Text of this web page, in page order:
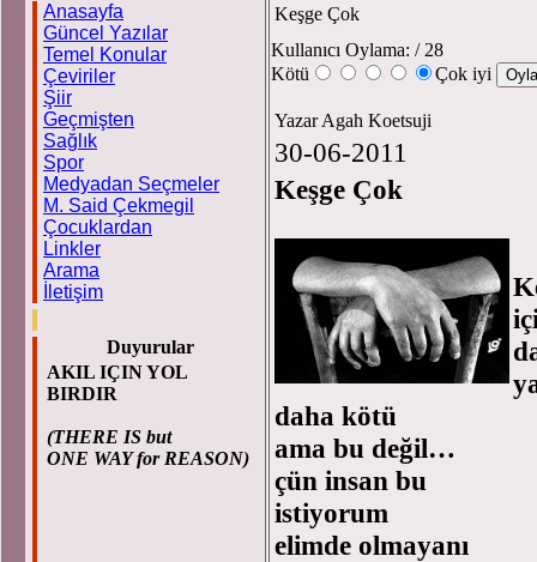
Anasayfa
Güncel Yazılar
Temel Konular
Çeviriler
Şiir
Geçmişten
Sağlık
Spor
Medyadan Seçmeler
M. Said Çekmegil
Çocuklardan
Linkler
Arama
İletişim
Duyurular
AKIL IÇIN YOL
BIRDIR
(THERE IS but
ONE WAY for REASON)
Keşge Çok
Kullanıcı Oylama: / 28
Kötü
Çok iyi
Yazar Agah Koetsuji
30-06-2011
Keşge Çok
daha kötü
ama bu değil…
çün insan bu
istiyorum
elimde olmayanı